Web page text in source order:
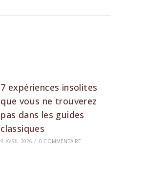
7 expériences insolites
que vous ne trouverez
pas dans les guides
classiques
9 AVRIL 2026 / 0 COMMENTAIRE